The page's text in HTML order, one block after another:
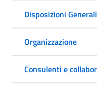
Disposizioni Generali
Organizzazione
Consulenti e